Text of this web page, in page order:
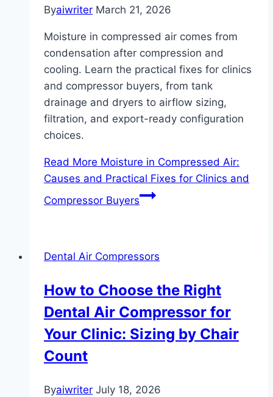
Byaiwriter March 21, 2026
Moisture in compressed air comes from
condensation after compression and
cooling. Learn the practical fixes for clinics
and compressor buyers, from tank
drainage and dryers to airflow sizing,
filtration, and export-ready configuration
choices.
Read More Moisture in Compressed Air:
Causes and Practical Fixes for Clinics and
Compressor Buyers
Dental Air Compressors
How to Choose the Right
Dental Air Compressor for
Your Clinic: Sizing by Chair
Count
Byaiwriter July 18, 2026